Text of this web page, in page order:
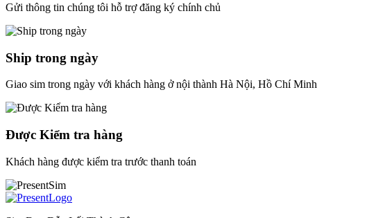
Gửi thông tin chúng tôi hỗ trợ đăng ký chính chủ
Ship trong ngày
Giao sim trong ngày với khách hàng ở nội thành Hà Nội, Hồ Chí Minh
Được Kiểm tra hàng
Khách hàng được kiểm tra trước thanh toán